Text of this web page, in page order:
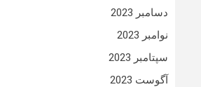
دسامبر 2023
نوامبر 2023
سپتامبر 2023
آگوست 2023